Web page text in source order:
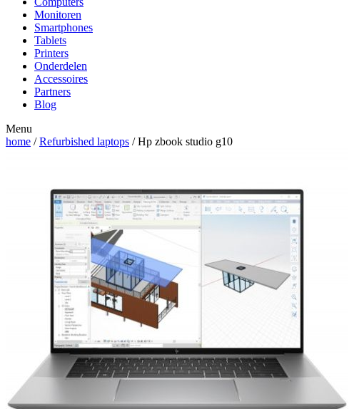
Monitoren
Smartphones
Tablets
Printers
Onderdelen
Accessoires
Partners
Blog
Menu
home /Refurbished laptops / Hp zbook studio g10